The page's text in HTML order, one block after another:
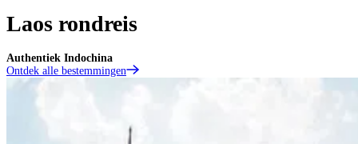
Laos rondreis
Authentiek Indochina
Ontdek alle bestemmingen